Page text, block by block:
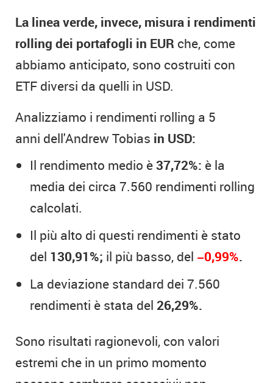
La linea verde, invece, misura i rendimenti
rolling dei portafogli in EUR che, come
abbiamo anticipato, sono costruiti con
ETF diversi da quelli in USD.
Analizziamo i rendimenti rolling a 5
anni dell'Andrew Tobias in USD:
Il rendimento medio è37,72%: è la
media dei circa 7.560 rendimenti rolling
calcolati.
Il più alto di questi rendimenti è stato
del 130,91%; il più basso, del −0,99%.
La deviazione standard dei 7.560
rendimenti è stata del 26,29%.
Sono risultati ragionevoli, con valori
estremi che in un primo momento